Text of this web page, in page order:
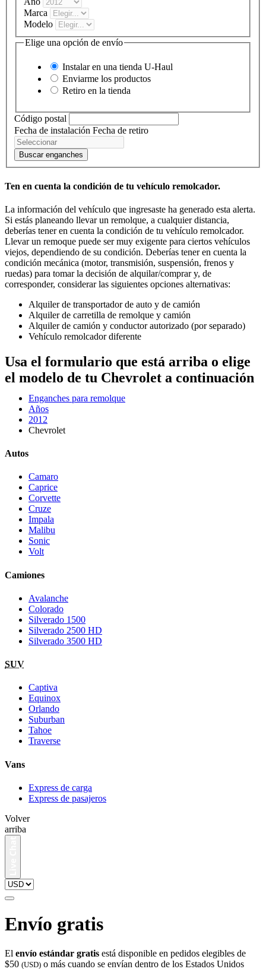
Marca
Modelo
Elige una opción de envío
Instalar en una tienda U-Haul
Enviarme los productos
Retiro en la tienda
Código postal
Fecha de instalación Fecha de retiro
Buscar enganches
Ten en cuenta la condición de tu vehículo remolcador.
La información del vehículo que ingresaste ha generado esta alerta.
Si estás planeando llevar un remolque, a cualquier distancia,
deberías tener en cuenta la condición de tu vehículo remolcador.
Llevar un remoque puede ser muy exigente para ciertos vehículos
viejos, dependiendo de su condición. Deberías tener en cuenta la
condición mecánica (motor, transmisión, suspensión, frenos y
ruedas) para tomar la decisión de alquilar/comprar y, de
corresponder, considerar las siguientes opciones alternativas:
Alquiler de transportador de auto y de camión
Alquiler de carretilla de remolque y camión
Alquiler de camión y conductor autorizado (por separado)
Vehículo remolcador diferente
Usa el formulario que está arriba o elige
el modelo de tu Chevrolet a continuación
Enganches para remolque
Años
2012
Chevrolet
Autos
Camaro
Caprice
Corvette
Cruze
Impala
Malibu
Sonic
Volt
Camiones
Avalanche
Colorado
Silverado 1500
Silverado 2500 HD
Silverado 3500 HD
SUV
Captiva
Equinox
Orlando
Suburban
Tahoe
Traverse
Vans
Express de carga
Express de pasajeros
Volver
arriba
Envío gratis
El envío estándar gratis está disponible en pedidos elegibles de
$50 (USD) o más cuando se envían dentro de los Estados Unidos